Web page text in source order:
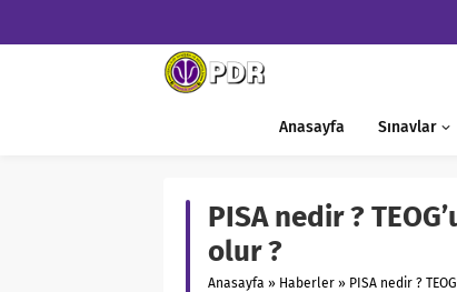
Anasayfa Sınavlar
PISA nedir ?
olur ?
Anasayfa » Haberler » PISA nedir ?